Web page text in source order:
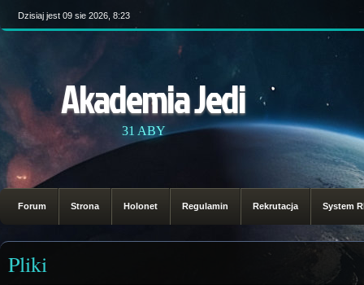
Dzisiaj jest 09 sie 2026, 8:23
Akademia Jedi
31 ABY
Forum Strona Holonet Regulamin Rekrutacja System
Pliki